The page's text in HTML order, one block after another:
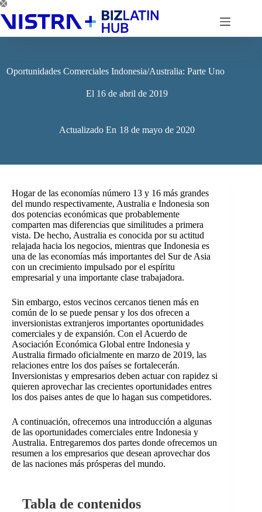
Saltar
al
contenido
Oportunidades Comerciales Indonesia/Australia: Parte Uno
El 16 de abril de 2019
Actualizado En 18 de mayo de 2020
Hogar de las economías número 13 y 16 más grandes
del mundo respectivamente, Australia e Indonesia son
dos potencias económicas que probablemente
comparten mas diferencias que similitudes a primera
vista. De hecho, Australia es conocida por su actitud
relajada hacia los negocios, mientras que Indonesia es
una de las economías más importantes del Sur de Asia
con un crecimiento impulsado por el espíritu
empresarial y una importante clase trabajadora.
Sin embargo, estos vecinos cercanos tienen más en
común de lo se puede pensar y los dos ofrecen a
inversionistas extranjeros importantes oportunidades
comerciales y de expansión. Con el Acuerdo de
Asociación Económica Global entre Indonesia y
Australia firmado oficialmente en marzo de 2019, las
relaciones entre los dos países se fortalecerán.
Inversionistas y empresarios deben actuar con rapidez si
quieren aprovechar las crecientes oportunidades entres
los dos paises antes de que lo hagan sus competidores.
A continuación, ofrecemos una introducción a algunas
de las oportunidades comerciales entre Indonesia y
Australia. Entregaremos dos partes donde ofrecemos un
resumen a los empresarios que desean aprovechar dos
de las naciones más prósperas del mundo.
Tabla de contenidos